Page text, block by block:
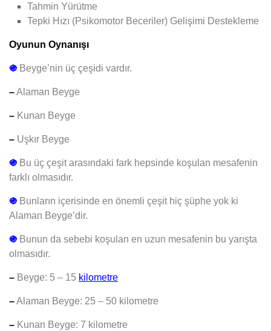
Tahmin Yürütme
Tepki Hızı (Psikomotor Beceriler) Gelişimi Destekleme
Oyunun Oynanışı
֍ Beyge’nin üç çeşidi vardır.
–Alaman Beyge
– Kunan Beyge
– Uşkır Beyge
֍ Bu üç çeşit arasındaki fark hepsinde koşulan mesafenin
farklı olmasıdır.
֍ Bunların içerisinde en önemli çeşit hiç şüphe yok ki
Alaman Beyge’dir.
֍ Bunun da sebebi koşulan en uzun mesafenin bu yarışta
olmasıdır.
– Beyge: 5 – 15 kilometre
–Alaman Beyge: 25 – 50 kilometre
– Kunan Beyge: 7 kilometre